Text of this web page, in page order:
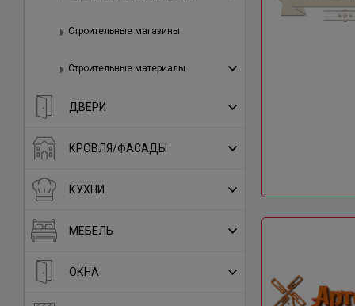
Строительные магазины
Строительные материалы
ДВЕРИ
КРОВЛЯ/ФАСАДЫ
КУХНИ
МЕБЕЛЬ
ОКНА